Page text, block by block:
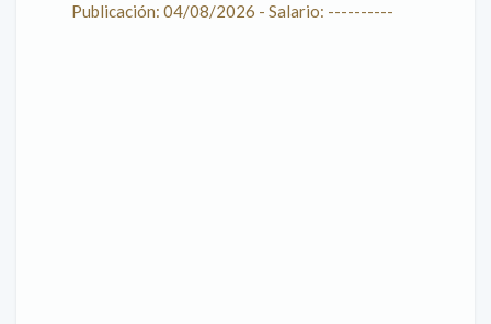
Publicación: 04/08/2026 - Salario: ----------